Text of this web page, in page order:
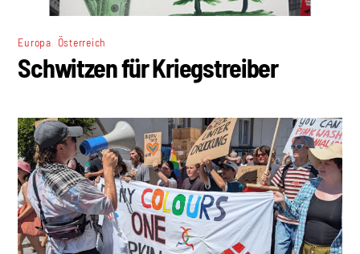
Europa Österreich
Schwitzen für Kriegstreiber